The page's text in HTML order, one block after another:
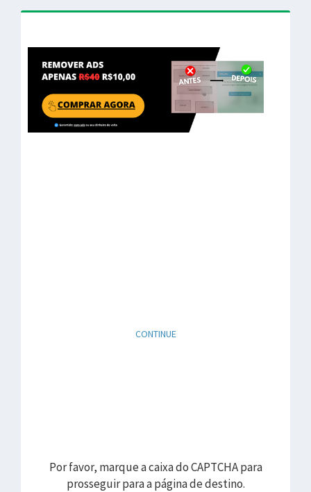
CONTINUE
Por favor, marque a caixa do CAPTCHA para
prosseguir para a página de destino.